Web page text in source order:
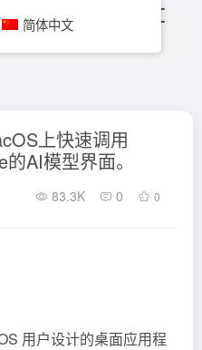
上快速调用
AI模型界面。
83.3K 0 0
用户设计的桌面应用程
简体中文